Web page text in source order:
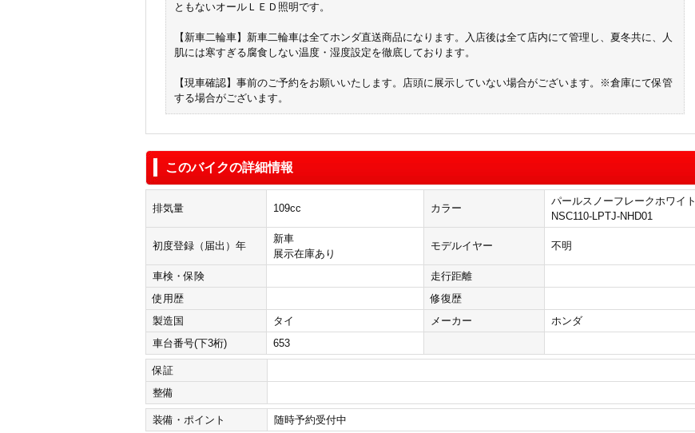
ともないオールＬＥＤ照明です。
【新車二輪車】新車二輪車は全てホンダ直送商品になります。入店後は全て店内にて管理し、夏冬共に、人
肌には寒すぎる腐食しない温度・湿度設定を徹底しております。
【現車確認】事前のご予約をお願いいたします。店頭に展示していない場合がございます。※倉庫にて保管
する場合がございます。
このバイクの詳細情報
排気量 109cc カラー
パールスノーフレークホワイト
NSC110-LPTJ-NHD01
初度登録（届出）年
新車
展示在庫あり
モデルイヤー 不明
車検・保険
走行距離
使用歴
修復歴
製造国
タイ メーカー
ホンダ
車台番号(下3桁)
653
保証
整備
装備・ポイント
随時予約受付中